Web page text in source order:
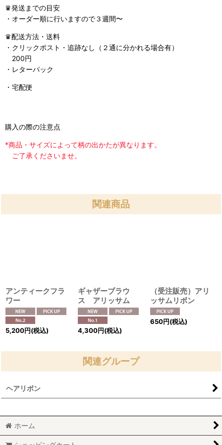
♛︎発送までの目安
・オーダー順に行いますので３週間〜
♛︎配送方法・送料
・クリックポスト・追跡なし（２通に分かれる場合有）
200円
・レターパック
・宅配便
購入の際の注意点
*商品・サイズによって柄の出かたが異なります。
ご了承くださいませ。
関連商品
アンティークフラ
ワー
5,200円(税込)
ギャザーブラウ
ス アリッサム
4,300円(税込)
（受注販売）アリ
ッサムリボン
650円(税込)
関連グループ
ヘアリボン
ホーム